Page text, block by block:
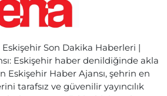
Son Dakika Haberleri |
Eskişehir haber denildiğinde akla
Eskişehir Haber Ajansı, şehrin en
tarafsız ve güvenilir yayıncılık